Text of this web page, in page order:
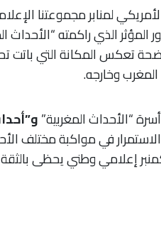
لمنابر مجموعتنا
الذي راكمته “الأحداث
تعكس المكانة التي باتت
المغرب وخارجه.
“الأحداث المغربية”
في مواكبة مختلف
إعلامي وطني يحظى